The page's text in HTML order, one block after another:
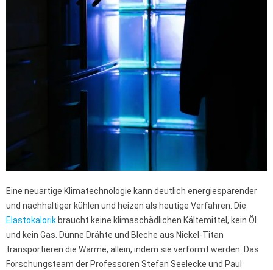
Eine neuartige Klimatechnologie kann deutlich energiesparender
und nachhaltiger kühlen und heizen als heutige Verfahren. Die
Elastokalorik braucht keine klimaschädlichen Kältemittel, kein Öl
und kein Gas. Dünne Drähte und Bleche aus Nickel-Titan
transportieren die Wärme, allein, indem sie verformt werden. Das
Forschungsteam der Professoren Stefan Seelecke und Paul